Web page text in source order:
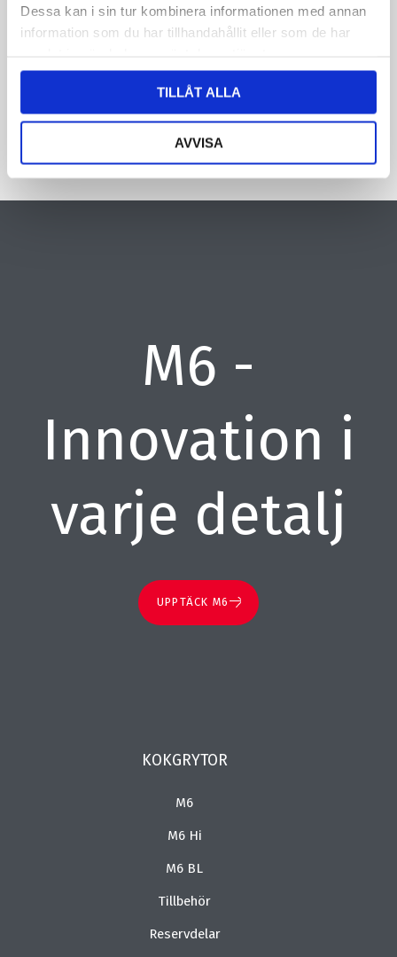
Dessa kan i sin tur kombinera informationen med annan
information som du har tillhandahållit eller som de har
TILLÅT ALLA
AVVISA
personuppgifter i vår integritetspolicy.
M6 -
Innovation i
varje detalj
UPPTÄCK M6
KOKGRYTOR
M6
M6 Hi
M6 BL
Tillbehör
Reservdelar